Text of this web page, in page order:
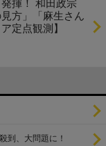
揮！ 和田政宗
方」「麻生さん
定点観測】
到、大問題に！